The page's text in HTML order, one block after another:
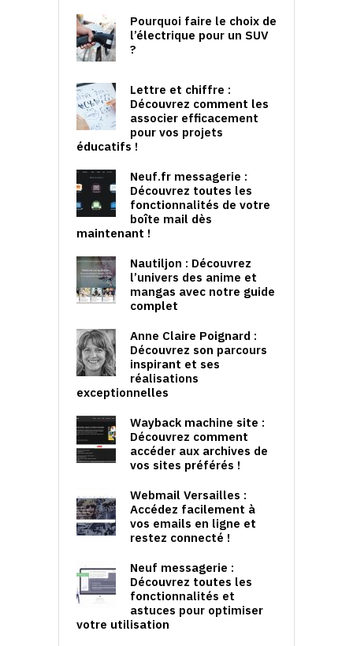
Pourquoi faire le choix de
l’électrique pour un SUV
?
Lettre et chiffre :
Découvrez comment les
associer efficacement
pour vos projets
éducatifs !
Neuf.fr messagerie :
Découvrez toutes les
fonctionnalités de votre
boîte mail dès
maintenant !
Nautiljon : Découvrez
l’univers des anime et
mangas avec notre guide
complet
Anne Claire Poignard :
Découvrez son parcours
inspirant et ses
réalisations
exceptionnelles
Wayback machine site :
Découvrez comment
accéder aux archives de
vos sites préférés !
Webmail Versailles :
Accédez facilement à
vos emails en ligne et
restez connecté !
Neuf messagerie :
Découvrez toutes les
fonctionnalités et
astuces pour optimiser
votre utilisation